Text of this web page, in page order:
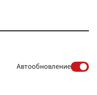
Автообновление